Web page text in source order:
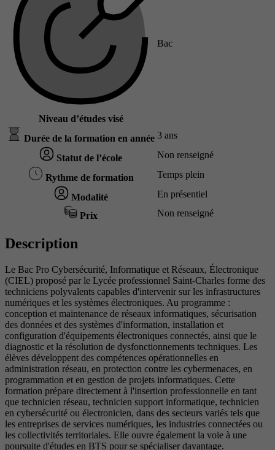
Niveau d’études visé
Bac
Durée de la formation en année 3 ans
Statut de l’école Non renseigné
Rythme de formation Temps plein
Modalité En présentiel
Prix Non renseigné
Description
Le Bac Pro Cybersécurité, Informatique et Réseaux, Électronique
(CIEL) proposé par le Lycée professionnel Saint-Charles forme des
techniciens polyvalents capables d'intervenir sur les infrastructures
numériques et les systèmes électroniques. Au programme :
conception et maintenance de réseaux informatiques, sécurisation
des données et des systèmes d'information, installation et
configuration d'équipements électroniques connectés, ainsi que le
diagnostic et la résolution de dysfonctionnements techniques. Les
élèves développent des compétences opérationnelles en
administration réseau, en protection contre les cybermenaces, en
programmation et en gestion de projets informatiques. Cette
formation prépare directement à l'insertion professionnelle en tant
que technicien réseau, technicien support informatique, technicien
en cybersécurité ou électronicien, dans des secteurs variés tels que
les entreprises de services numériques, les industries connectées ou
les collectivités territoriales. Elle ouvre également la voie à une
poursuite d'études en BTS pour se spécialiser davantage.